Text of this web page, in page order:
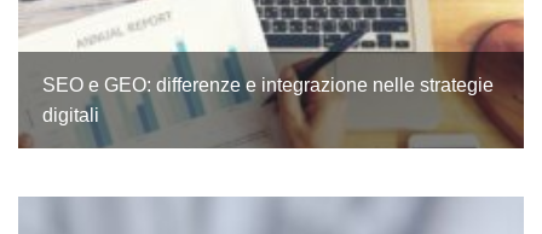
SEO e GEO: differenze e integrazione nelle strategie
digitali